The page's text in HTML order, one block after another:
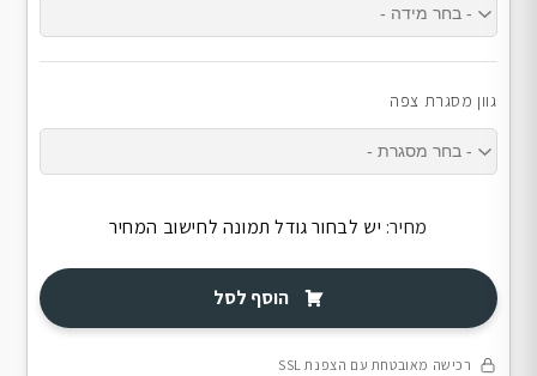
גוון מסגרת צפה
מחיר: יש לבחור גודל תמונה לחישוב המחיר
הוסף לסל
רכישה מאובטחת עם הצפנת SSL